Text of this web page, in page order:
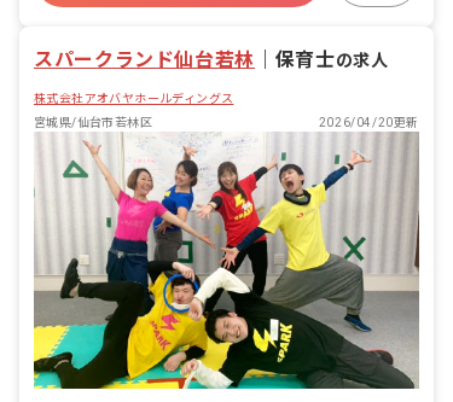
残業少なめ
スパークランド仙台若林 保育士の求人
株式会社アオバヤホールディングス
宮城県/仙台市若林区
2026/04/20更新